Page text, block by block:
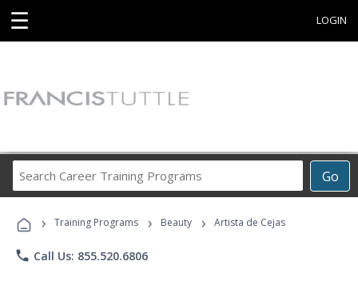
☰ LOGIN
Go
Career
Programs
› Training Programs › Beauty › Artista de Cejas
phone Call Us: 855.520.6806